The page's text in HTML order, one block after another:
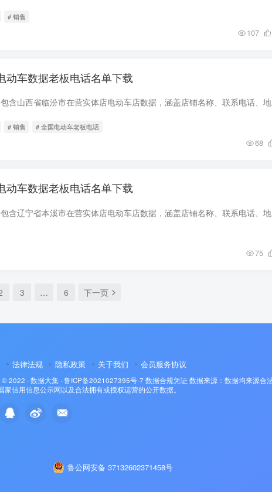
# 销售
107
动车数据老板电话名单下载
# 销售 # 全国电动车老板电话
68
动车数据老板电话名单下载
75
3 … 6 下一页
法律法规 隐私政策 关于我们 会员服务协议
2022 · 数据大集 · 鲁ICP备2021027395号-7 数据合规凭证数据来源：数据均来源合
家信用信息公示网以及合法拥有或授权运营的公开数据。
鲁公网安备 37132602371458号